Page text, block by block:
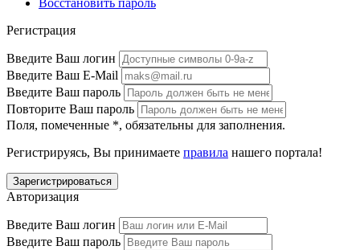
Восстановить пароль
Регистрация
Введите Ваш логин
Введите Ваш E-Mail
Введите Ваш пароль
Повторите Ваш пароль
Поля, помеченные *, обязательны для заполнения.
Регистрируясь, Вы принимаете правила нашего портала!
Авторизация
Введите Ваш логин
Введите Ваш пароль